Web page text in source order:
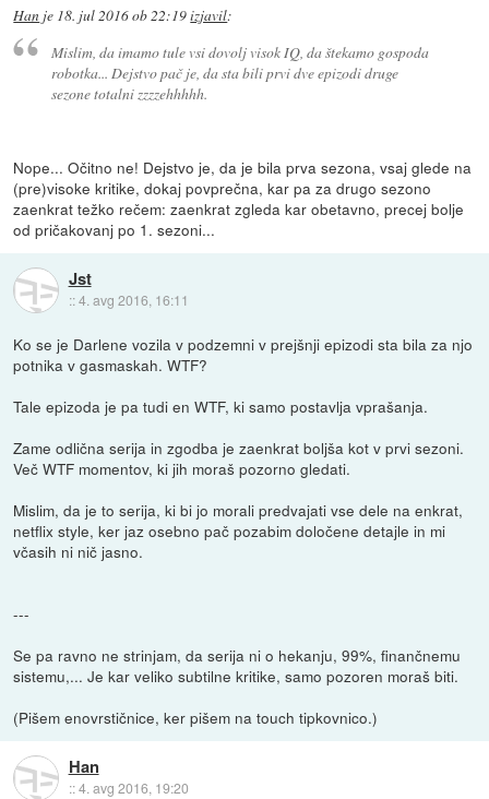
Han je 18. jul 2016 ob 22:19izjavil:
Mislim, da imamo tule vsi dovolj visok IQ, da štekamo gospoda
robotka... Dejstvo pač je, da sta bili prvi dve epizodi druge
sezone totalni zzzzehhhhh.
Nope... Očitno ne! Dejstvo je, da je bila prva sezona, vsaj glede na
(pre)visoke kritike, dokaj povprečna, kar pa za drugo sezono
zaenkrat težko rečem: zaenkrat zgleda kar obetavno, precej bolje
od pričakovanj po 1. sezoni...
Jst
::4. avg 2016, 16:11
Ko se je Darlene vozila v podzemni v prejšnji epizodi sta bila za njo
potnika v gasmaskah. WTF?
Tale epizoda je pa tudi en WTF, ki samo postavlja vprašanja.
Zame odlična serija in zgodba je zaenkrat boljša kot v prvi sezoni.
Več WTF momentov, ki jih moraš pozorno gledati.
Mislim, da je to serija, ki bi jo morali predvajati vse dele na enkrat,
netflix style, ker jaz osebno pač pozabim določene detajle in mi
včasih ni nič jasno.
---
Se pa ravno ne strinjam, da serija ni o hekanju, 99%, finančnemu
sistemu,... Je kar veliko subtilne kritike, samo pozoren moraš biti.
(Pišem enovrstičnice, ker pišem na touch tipkovnico.)
Han
::4. avg 2016, 19:20